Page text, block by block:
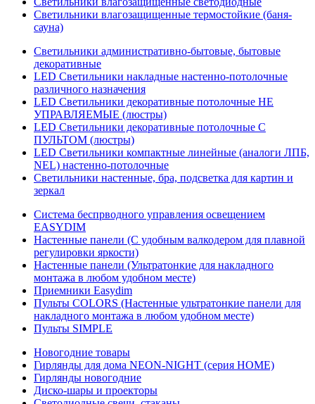
Светильники влагозащищенные термостойкие (баня-
сауна)
Светильники административно-бытовые, бытовые
декоративные
LED Cветильники накладные настенно-потолочные
различного назначения
LED Светильники декоративные потолочные НЕ
УПРАВЛЯЕМЫЕ (люстры)
LED Светильники декоративные потолочные С
ПУЛЬТОМ (люстры)
LED Светильники компактные линейные (аналоги ЛПБ,
NEL) настенно-потолочные
Светильники настенные, бра, подсветка для картин и
зеркал
Система беспрводного управления освещением
EASYDIM
Настенные панели (С удобным валкодером для плавной
регулировки яркости)
Настенные панели (Ультратонкие для накладного
монтажа в любом удобном месте)
Приемники Easydim
Пульты COLORS (Настенные ультратонкие панели для
накладного монтажа в любом удобном месте)
Пульты SIMPLE
Новогодние товары
Гирлянды для дома NEON-NIGHT (серия HOME)
Гирлянды новогодние
Диско-шары и проекторы